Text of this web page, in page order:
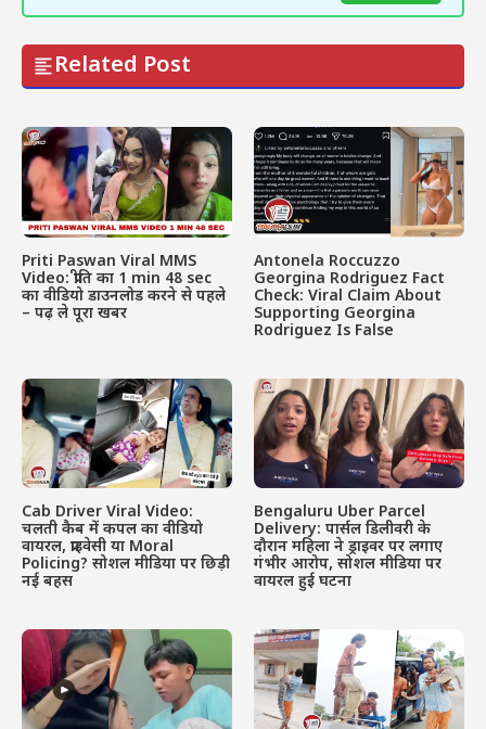
Related Post
Priti Paswan Viral MMS
Video: प्रीति का 1 min 48 sec
का वीडियो डाउनलोड करने से पहले
– पढ़ ले पूरा खबर
Antonela Roccuzzo
Georgina Rodriguez Fact
Check: Viral Claim About
Supporting Georgina
Rodriguez Is False
Cab Driver Viral Video:
चलती कैब में कपल का वीडियो
वायरल, प्राइवेसी या Moral
Policing? सोशल मीडिया पर छिड़ी
नई बहस
Bengaluru Uber Parcel
Delivery: पार्सल डिलीवरी के
दौरान महिला ने ड्राइवर पर लगाए
गंभीर आरोप, सोशल मीडिया पर
वायरल हुई घटना